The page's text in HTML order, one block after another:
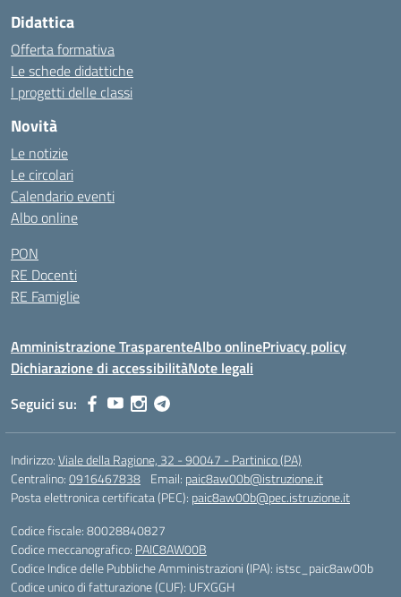
Didattica
Offerta formativa
Le schede didattiche
I progetti delle classi
Novità
Le notizie
Le circolari
Calendario eventi
Albo online
PON
RE Docenti
RE Famiglie
Amministrazione TrasparenteAlbo onlinePrivacy policy
Dichiarazione di accessibilitàNote legali
Seguici su:
Indirizzo:Viale della Ragione, 32 - 90047 - Partinico (PA)
Centralino:0916467838 Email: paic8aw00b@istruzione.it
Posta elettronica certificata (PEC): paic8aw00b@pec.istruzione.it
Codice fiscale: 80028840827
Codice meccanografico: PAIC8AW00B
Codice Indice delle Pubbliche Amministrazioni (IPA): istsc_paic8aw00b
Codice unico di fatturazione (CUF): UFXGGH